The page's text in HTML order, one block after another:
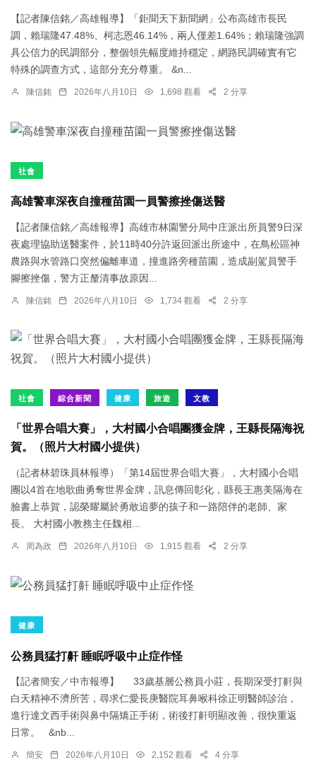
【記者陳信銘／高雄報導】「鉅聞天下新聞網」公布高雄市長民
調，賴瑞隆47.48%、柯志恩46.14%，兩人僅差1.64%；賴瑞隆強調
具公信力的民調部分，整個領先幅度維持穩定，網路民調確實有它
特殊的調查方式，這部分充分尊重。 &n...
陳信銘 2026年八月10日 1,698 觀看 2 分享
社會
高雄警車深夜自撞種苗園一員警擦挫傷送醫
【記者陳信銘／高雄報導】高雄市林園警分局中庄派出所員警9日深
夜處理協助送醫案件，於11時40分許返回派出所途中，在鳥松區神
農路與水管路口突然偏離車道，撞進路旁種苗園，造成副駕員警手
腳擦挫傷，警方正釐清事故原因...
陳信銘 2026年八月10日 1,734 觀看 2 分享
社會 綜合新聞 健康 旅遊 文教
「世界合唱大賽」，大村國小合唱團獲金牌，王縣長隔海祝
賀。（照片大村國小提供）
（記者林碧珠員林報導）「第14屆世界合唱大賽」，大村國小合唱
團以4首在地歌曲勇奪世界金牌，訊息傳回彰化，縣長王惠美隔海在
臉書上恭賀，認榮耀屬於勇敢追夢的孩子和一路陪伴的老師、家
長。 大村國小教務主任魏相...
周為政 2026年八月10日 1,915 觀看 2 分享
健康
公務員猛打鼾 睡眠呼吸中止症作怪
【記者簡安／中市報導】 33歲基層公務員小莊，長期深受打鼾與
白天精神不濟所苦，尋求仁愛長庚醫院耳鼻喉科徐正明醫師診治，
進行達文西手術與鼻中隔矯正手術，術後打鼾明顯改善，很快重返
日常。 &nb...
簡安 2026年八月10日 2,152 觀看 4 分享